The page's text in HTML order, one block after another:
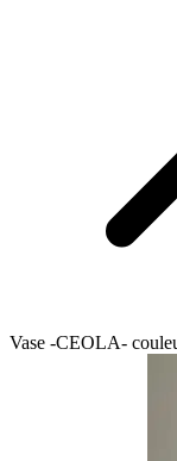
Vase -CEOLA-